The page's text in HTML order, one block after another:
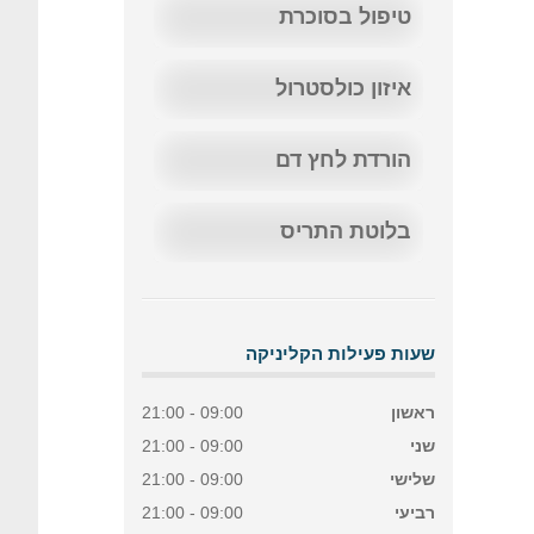
טיפול בסוכרת
איזון כולסטרול
הורדת לחץ דם
בלוטת התריס
שעות פעילות הקליניקה
ראשון
09:00 - 21:00
שני
09:00 - 21:00
שלישי
09:00 - 21:00
רביעי
09:00 - 21:00